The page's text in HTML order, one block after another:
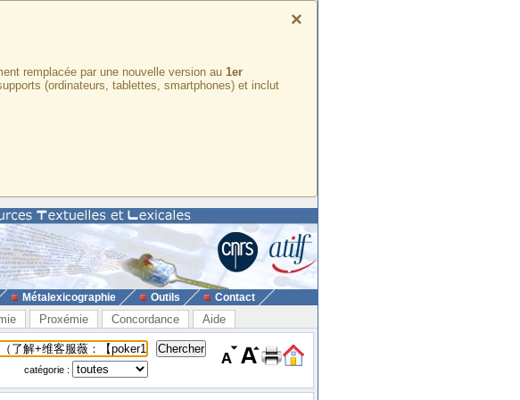
×
remplacée par une nouvelle version au 1er
(ordinateurs, tablettes, smartphones) et inclut
Métalexicographie Outils Contact
Proxémie Concordance Aide
catégorie :